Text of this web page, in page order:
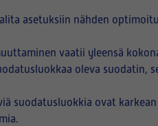
asetuksiin nähden
vaatii yleensä
oleva suodatin,
suodatusluokkia ovat karkean